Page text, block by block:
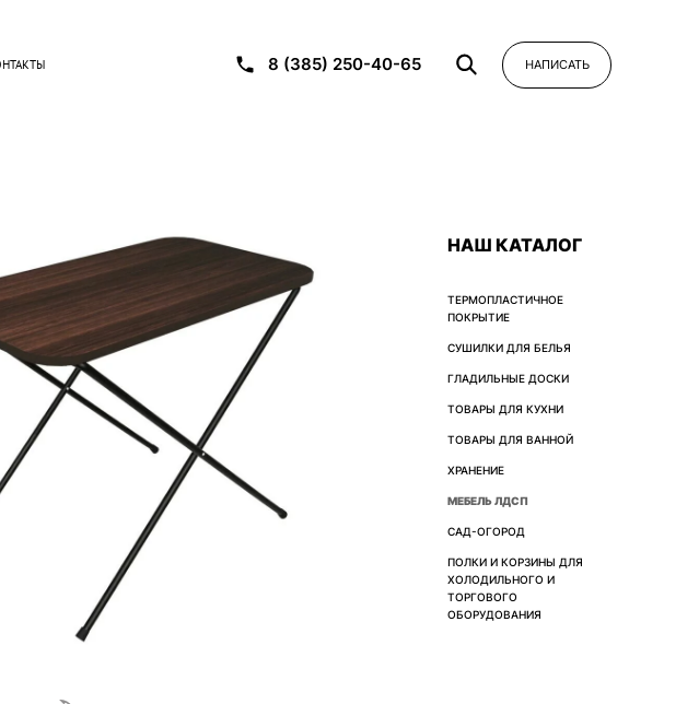
8 (385) 250-40-65 НАПИСАТЬ
НАШ КАТАЛОГ
ТЕРМОПЛАСТИЧНОЕ
ПОКРЫТИЕ
СУШИЛКИ ДЛЯ БЕЛЬЯ
ГЛАДИЛЬНЫЕ ДОСКИ
ТОВАРЫ ДЛЯ КУХНИ
ТОВАРЫ ДЛЯ ВАННОЙ
ХРАНЕНИЕ
МЕБЕЛЬ ЛДСП
САД-ОГОРОД
ПОЛКИ И КОРЗИНЫ ДЛЯ
ХОЛОДИЛЬНОГО И
ТОРГОВОГО
ОБОРУДОВАНИЯ